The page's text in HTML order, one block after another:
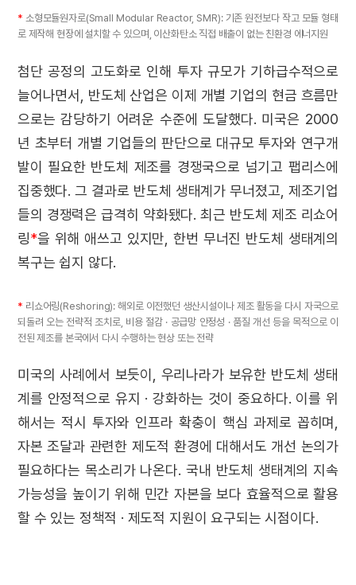
* 소형모듈원자로(Small Modular Reactor, SMR): 기존 원전보다 작고 모듈 형태
로 제작해 현장에 설치할 수 있으며, 이산화탄소 직접 배출이 없는 친환경 에너지원
첨단 공정의 고도화로 인해 투자 규모가 기하급수적으로
늘어나면서, 반도체 산업은 이제 개별 기업의 현금 흐름만
으로는 감당하기 어려운 수준에 도달했다. 미국은 2000
년 초부터 개별 기업들의 판단으로 대규모 투자와 연구개
발이 필요한 반도체 제조를 경쟁국으로 넘기고 팹리스에
집중했다. 그 결과로 반도체 생태계가 무너졌고, 제조기업
들의 경쟁력은 급격히 약화됐다. 최근 반도체 제조 리쇼어
링*을 위해 애쓰고 있지만, 한번 무너진 반도체 생태계의
복구는 쉽지 않다.
* 리쇼어링(Reshoring): 해외로 이전했던 생산시설이나 제조 활동을 다시 자국으로
되돌려 오는 전략적 조치로, 비용 절감 · 공급망 안정성 · 품질 개선 등을 목적으로 이
전된 제조를 본국에서 다시 수행하는 현상 또는 전략
미국의 사례에서 보듯이, 우리나라가 보유한 반도체 생태
계를 안정적으로 유지 · 강화하는 것이 중요하다. 이를 위
해서는 적시 투자와 인프라 확충이 핵심 과제로 꼽히며,
자본 조달과 관련한 제도적 환경에 대해서도 개선 논의가
필요하다는 목소리가 나온다. 국내 반도체 생태계의 지속
가능성을 높이기 위해 민간 자본을 보다 효율적으로 활용
할 수 있는 정책적 · 제도적 지원이 요구되는 시점이다.